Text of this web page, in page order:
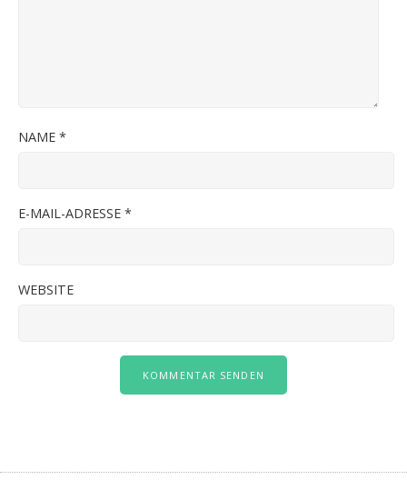
NAME *
E-MAIL-ADRESSE *
WEBSITE